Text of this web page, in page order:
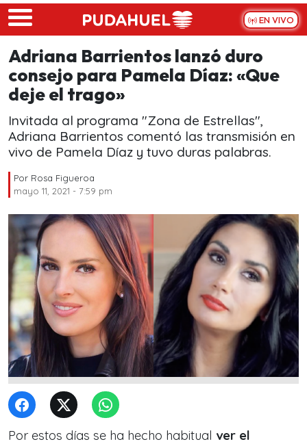
Skip to main content
EN VIVO
Adriana Barrientos lanzó duro
consejo para Pamela Díaz: «Que
deje el trago»
Invitada al programa "Zona de Estrellas",
Adriana Barrientos comentó las transmisión en
vivo de Pamela Díaz y tuvo duras palabras.
Por Rosa Figueroa
mayo 11, 2021 - 7:59 pm
Por estos días se ha hecho habitual ver el